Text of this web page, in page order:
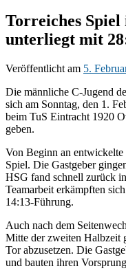
Torreiches
unterliegt mit
Veröffentlicht am 5.
Die männliche C-Jugend
sich am Sonntag, den 1.
beim TuS Eintracht 1920
geben.
Von Beginn an entwickelte
Spiel. Die Gastgeber
HSG fand schnell zurück
Teamarbeit erkämpften
14:13-Führung.
Auch nach dem
Mitte der zweiten Halbzeit
Tor abzusetzen. Die
und bauten ihren